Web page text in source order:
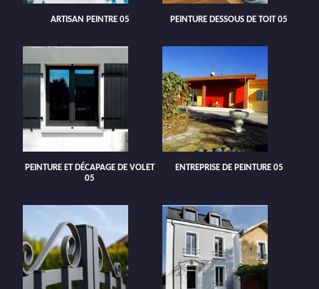
ARTISAN PEINTRE 05 PEINTURE DESSOUS DE TOIT 05
PEINTURE ET DÉCAPAGE DE VOLET
05
ENTREPRISE DE PEINTURE 05